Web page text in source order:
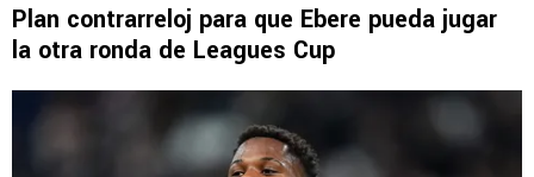
Plan contrarreloj para que Ebere pueda jugar
la otra ronda de Leagues Cup